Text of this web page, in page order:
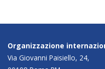
Organizzazione
Via Giovanni Paisiello, 24,